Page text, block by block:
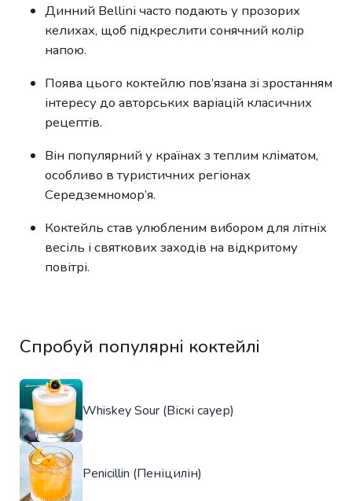
Динний Bellini часто подають у прозорих
келихах, щоб підкреслити сонячний колір
напою.
Поява цього коктейлю пов’язана зі зростанням
інтересу до авторських варіацій класичних
рецептів.
Він популярний у країнах з теплим кліматом,
особливо в туристичних регіонах
Середземномор’я.
Коктейль став улюбленим вибором для літніх
весіль і святкових заходів на відкритому
повітрі.
Спробуй популярні коктейлі
Whiskey Sour (Віскі сауер)
Penicillin (Пеніцилін)